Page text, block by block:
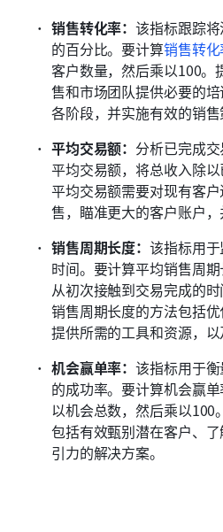
销售转化率：该指标跟踪
的百分比。要计算销售转
客户数量，然后乘以100。
售和市场团队提供必要的
各阶段，并实施有效的销售
平均交易额： 分析已完成
平均交易额，将总收入除
平均交易额需要对现有客
售，瞄准更大的客户账户，
销售周期长度：该指标用
时间。要计算平均销售周
从初次接触到交易完成的
销售周期长度的方法包括
提供所需的工具和资源，以
机会赢单率：该指标用于
的成功率。要计算机会赢
以机会总数，然后乘以100
包括有效甄别潜在客户、
引力的解决方案。